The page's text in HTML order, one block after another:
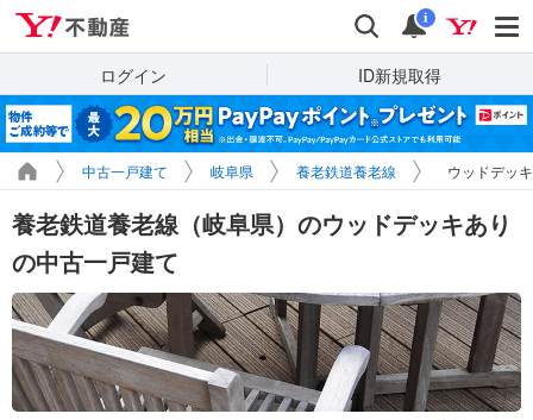
検索 通知
i
ログイン ID新規取得
中古一戸建て 岐阜県 養老鉄道養老線 ウッドデッ
養老鉄道養老線（岐阜県）のウッドデッキあり
の中古一戸建て